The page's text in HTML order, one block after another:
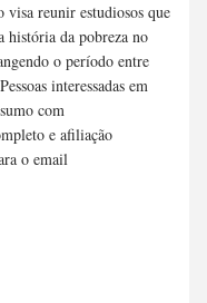
visa reunir estudiosos que
história da pobreza no
o período entre
interessadas em
com
e afiliação